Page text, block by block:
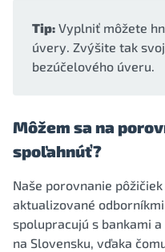
Tip: Vyplniť môžete
úvery. Zvýšite tak
bezúčelového úveru.
Môžem sa na
spoľahnúť?
Naše porovnanie
aktualizované
spolupracujú s bankami
na Slovensku, vďaka